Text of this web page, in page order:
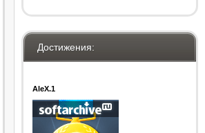
Достижения:
AleX.1